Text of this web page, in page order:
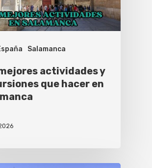
Salamanca
actividades y
que hacer en